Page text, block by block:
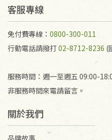
不接受退貨之手抄稿，為
代為結緣處理等。 若需
產生的運費100元/箱將由
客服專線
免付費專線： 0800-300-011
行動電話請撥打02-8712-8236 (
服務時間：週一至週五 09:00-
非服務時間來電請留言。
關於我們